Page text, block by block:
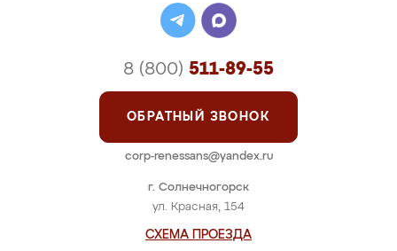
г. Солнечногорск
ул. Красная, 154
СХЕМА ПРОЕЗДА
8 (800) 511-89-55
ОБРАТНЫЙ ЗВОНОК
corp-renessans@yandex.ru